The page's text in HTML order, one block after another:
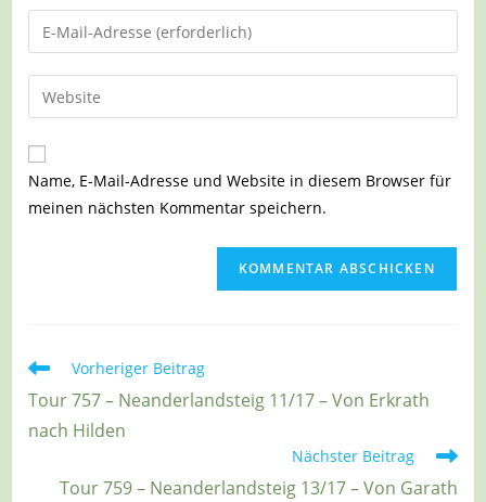
Namen
oder
zum
Kommentieren
ein
Gib
deine
E-
Mail-
zum
Kommentieren
ein
Gib
deine
Website-
URL
Name, E-Mail-Adresse und Website in diesem Browser für
meinen nächsten Kommentar speichern.
Weitere
ansehen
Vorheriger Beitrag
Tour 757 – Neanderlandsteig 11/17 – Von Erkrath
nach Hilden
Nächster Beitrag
Tour 759 – Neanderlandsteig 13/17 – Von Garath